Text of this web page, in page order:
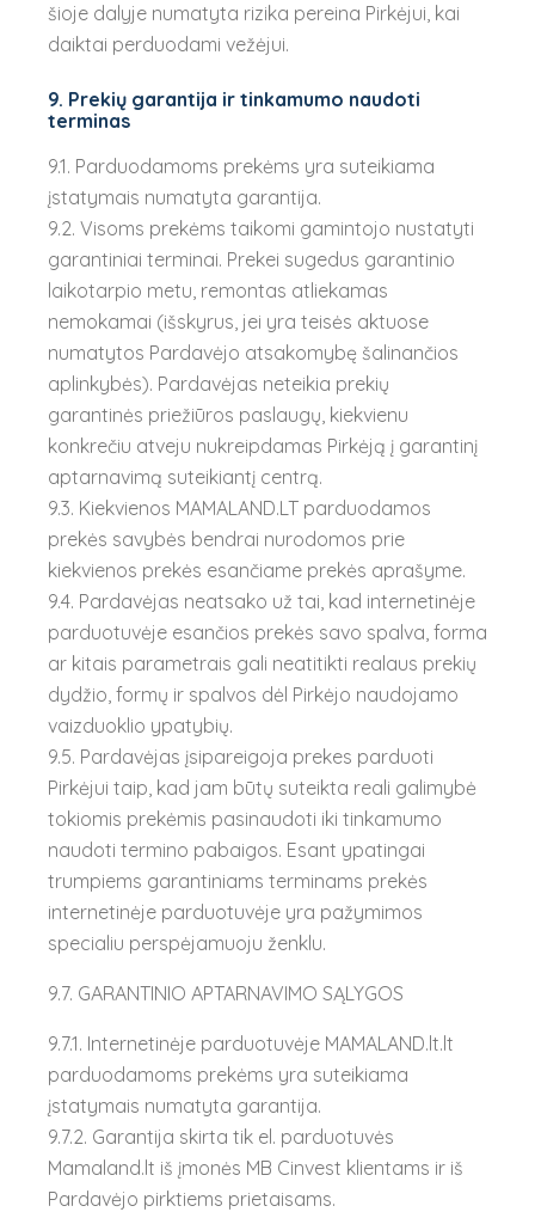
šioje dalyje numatyta rizika pereina Pirkėjui, kai
daiktai perduodami vežėjui.
9. Prekių garantija ir tinkamumo naudoti
terminas
9.1. Parduodamoms prekėms yra suteikiama
įstatymais numatyta garantija.
9.2. Visoms prekėms taikomi gamintojo nustatyti
garantiniai terminai. Prekei sugedus garantinio
laikotarpio metu, remontas atliekamas
nemokamai (išskyrus, jei yra teisės aktuose
numatytos Pardavėjo atsakomybę šalinančios
aplinkybės). Pardavėjas neteikia prekių
garantinės priežiūros paslaugų, kiekvienu
konkrečiu atveju nukreipdamas Pirkėją į garantinį
aptarnavimą suteikiantį centrą.
9.3. Kiekvienos MAMALAND.LT parduodamos
prekės savybės bendrai nurodomos prie
kiekvienos prekės esančiame prekės aprašyme.
9.4. Pardavėjas neatsako už tai, kad internetinėje
parduotuvėje esančios prekės savo spalva, forma
ar kitais parametrais gali neatitikti realaus prekių
dydžio, formų ir spalvos dėl Pirkėjo naudojamo
vaizduoklio ypatybių.
9.5. Pardavėjas įsipareigoja prekes parduoti
Pirkėjui taip, kad jam būtų suteikta reali galimybė
tokiomis prekėmis pasinaudoti iki tinkamumo
naudoti termino pabaigos. Esant ypatingai
trumpiems garantiniams terminams prekės
internetinėje parduotuvėje yra pažymimos
specialiu perspėjamuoju ženklu.
9.7. GARANTINIO APTARNAVIMO SĄLYGOS
9.7.1. Internetinėje parduotuvėje MAMALAND.lt.lt
parduodamoms prekėms yra suteikiama
įstatymais numatyta garantija.
9.7.2. Garantija skirta tik el. parduotuvės
Mamaland.lt iš įmonės MB Cinvest klientams ir iš
Pardavėjo pirktiems prietaisams.